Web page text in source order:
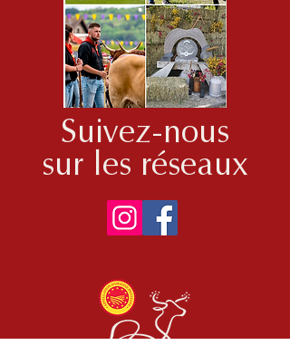
Suivez-nous
sur les réseaux